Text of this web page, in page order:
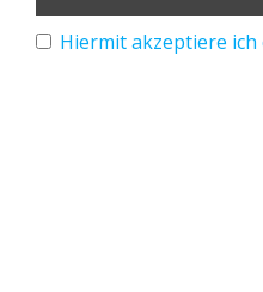
Hiermit akzeptiere